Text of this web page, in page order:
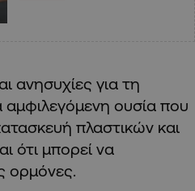
ανησυχίες για τη
αμφιλεγόμενη ουσία που
πλαστικών και
ότι μπορεί να
ορμόνες.